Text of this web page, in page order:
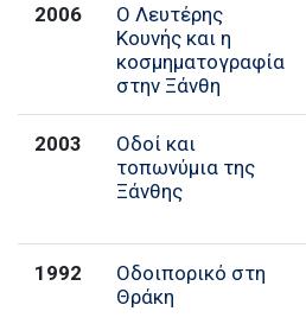
2006
Ο Λευτέρης
Κουνής και η
κοσμηματογραφία
στην Ξάνθη
2003
Οδοί και
τοπωνύμια της
Ξάνθης
1992
Οδοιπορικό στη
Θράκη